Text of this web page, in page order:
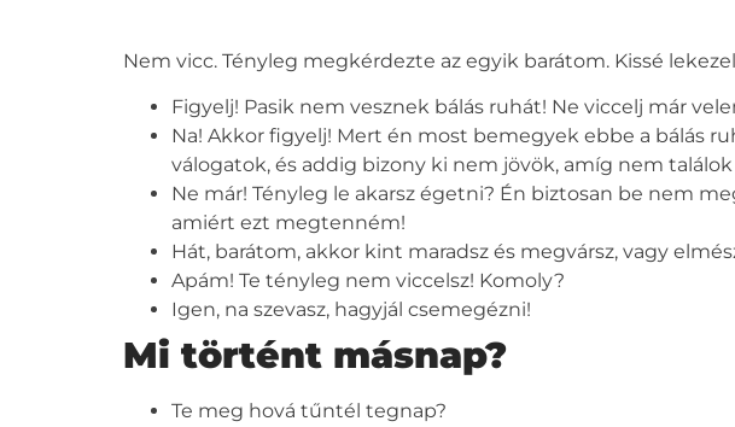
Nem vicc. Tényleg megkérdezte az egyik barátom. Kissé
Figyelj! Pasik nem vesznek bálás ruhát! Ne viccelj már
Na! Akkor figyelj! Mert én most bemegyek ebbe a bálás
válogatok, és addig bizony ki nem jövök, amíg nem
Ne már! Tényleg le akarsz égetni? Én biztosan be nem
amiért ezt megtenném!
Hát, barátom, akkor kint maradsz és megvársz, vagy
Apám! Te tényleg nem viccelsz! Komoly?
Igen, na szevasz, hagyjál csemegézni!
Mi történt másnap?
Te meg hová tűntél tegnap?